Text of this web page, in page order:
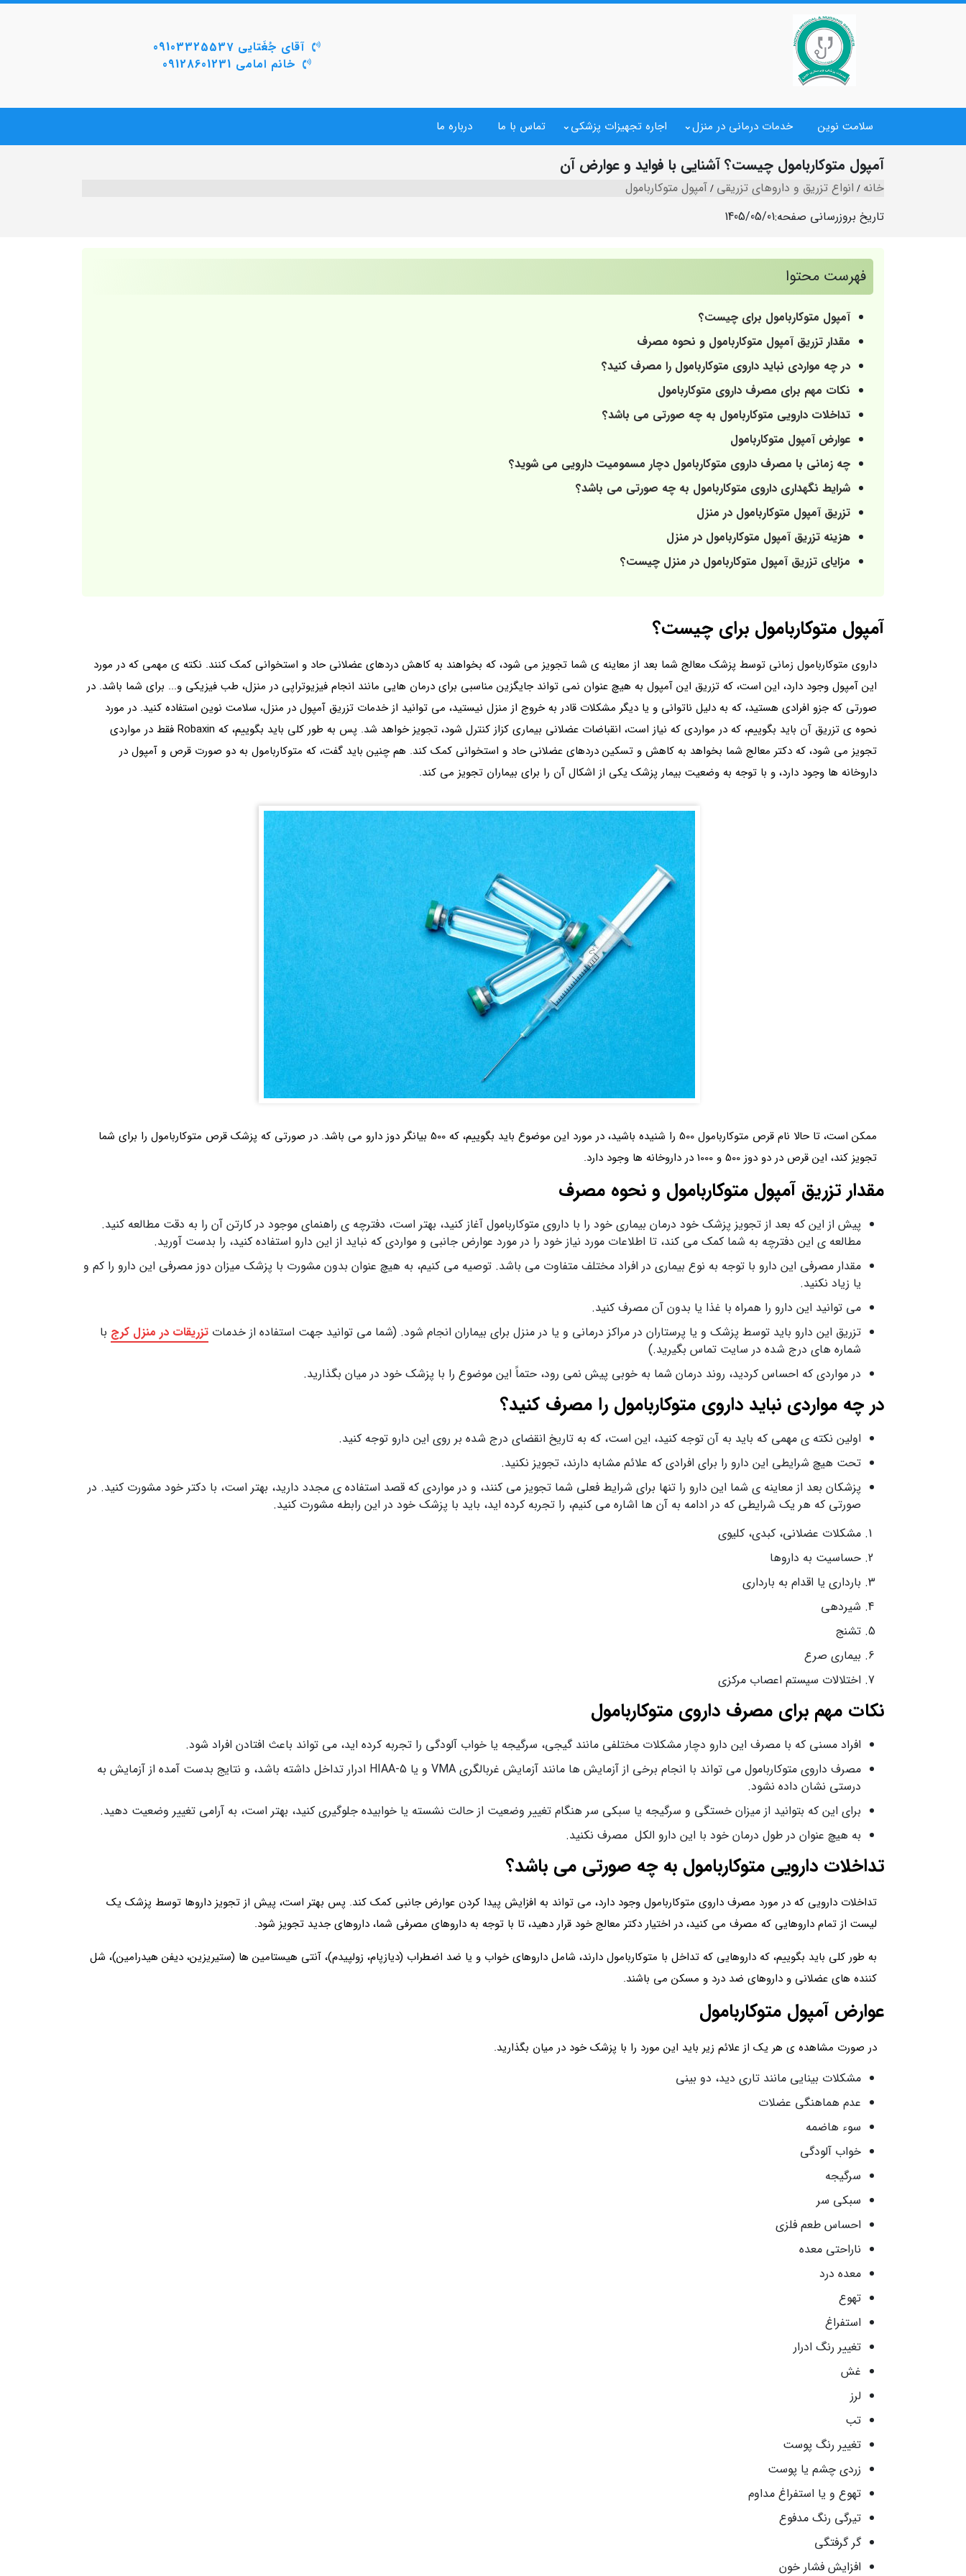
آقای جُغَتایی 09103325537
خانم امامی 09128601231
سلامت نوین خدمات درمانی در منزل اجاره تجهیزات پزشکی تماس با ما درباره ما
آمپول متوکاربامول چیست؟ آشنایی با فواید و عوارض آن
خانه انواع تزریق و داروهای تزریقی آمپول متوکاربامول
تاریخ بروزرسانی صفحه:1405/05/01
فهرست محتوا
آمپول متوکاربامول برای چیست؟
مقدار تزریق آمپول متوکاربامول و نحوه مصرف
در چه مواردی نباید داروی متوکاربامول را مصرف کنید؟
نکات مهم برای مصرف داروی متوکاربامول
تداخلات دارویی متوکاربامول به چه صورتی می باشد؟
عوارض آمپول متوکاربامول
چه زمانی با مصرف داروی متوکاربامول دچار مسمومیت دارویی می شوید؟
شرایط نگهداری داروی متوکاربامول به چه صورتی می باشد؟
تزریق آمپول متوکاربامول در منزل
هزینه تزریق آمپول متوکاربامول در منزل
مزایای تزریق آمپول متوکاربامول در منزل چیست؟
آمپول متوکاربامول برای چیست؟
داروی متوکاربامول زمانی توسط پزشک معالج شما بعد از معاینه ی شما تجویز می شود، که بخواهند به کاهش دردهای عضلانی حاد و استخوانی کمک کنند. نکته ی مهمی که در مورد
این آمپول وجود دارد، این است، که تزریق این آمپول به هیچ عنوان نمی تواند جایگزین مناسبی برای درمان هایی مانند انجام فیزیوتراپی در منزل، طب فیزیکی و... برای شما باشد. در
صورتی که جزو افرادی هستید، که به دلیل ناتوانی و یا دیگر مشکلات قادر به خروج از منزل نیستید، می توانید از خدمات تزریق آمپول در منزل، سلامت نوین استفاده کنید. در مورد
نحوه ی تزریق آن باید بگوییم، که در مواردی که نیاز است، انقباضات عضلانی بیماری کزاز کنترل شود، تجویز خواهد شد. پس به طور کلی باید بگوییم، که Robaxin فقط در مواردی
تجویز می شود، که دکتر معالج شما بخواهد به کاهش و تسکین دردهای عضلانی حاد و استخوانی کمک کند. هم چنین باید گفت، که متوکاربامول به دو صورت قرص و آمپول در
داروخانه ها وجود دارد، و با توجه به وضعیت بیمار پزشک یکی از اشکال آن را برای بیماران تجویز می کند.
ممکن است، تا حالا نام قرص متوکاربامول 500 را شنیده باشید، در مورد این موضوع باید بگوییم، که 500 بیانگر دوز دارو می‌ باشد. در صورتی که پزشک قرص متوکاربامول را برای شما
تجویز کند، این قرص در دو دوز 500 و 1000 در داروخانه ها وجود دارد.
مقدار تزریق آمپول متوکاربامول و نحوه مصرف
پیش از این که بعد از تجویز پزشک خود درمان بیماری خود را با داروی متوکاربامول آغاز کنید، بهتر است، دفترچه ی راهنمای موجود در کارتن آن را به دقت مطالعه کنید.
مطالعه ی این دفترچه به شما کمک می کند، تا اطلاعات مورد نیاز خود را در مورد عوارض جانبی و مواردی که نباید از این دارو استفاده کنید، را بدست آورید.
مقدار مصرفی این دارو با توجه به نوع بیماری در افراد مختلف متفاوت می باشد. توصیه می کنیم، به هیچ عنوان بدون مشورت با پزشک میزان دوز مصرفی این دارو را کم و
یا زیاد نکنید.
می توانید این دارو را همراه با غذا یا بدون آن مصرف کنید.
تزریق این دارو باید توسط پزشک و یا پرستاران در مراکز درمانی و یا در منزل برای بیماران انجام شود. (شما می توانید جهت استفاده از خدمات تزریقات در منزل کرج با
شماره های درج شده در سایت تماس بگیرید.)
در مواردی که احساس کردید، روند درمان شما به خوبی پیش نمی رود، حتماً این موضوع را با پزشک خود در میان بگذارید.
در چه مواردی نباید داروی متوکاربامول را مصرف کنید؟
اولین نکته ی مهمی که باید به آن توجه کنید، این است، که به تاریخ انقضای درج شده بر روی این دارو توجه کنید.
تحت هیچ شرایطی این دارو را برای افرادی که علائم مشابه دارند، تجویز نکنید.
پزشکان بعد از معاینه ی شما این دارو را تنها برای شرایط فعلی شما تجویز می کنند، و در مواردی که قصد استفاده ی مجدد دارید، بهتر است، با دکتر خود مشورت کنید. در
صورتی که هر یک شرایطی که در ادامه به آن ها اشاره می کنیم، را تجربه کرده اید، باید با پزشک خود در این رابطه مشورت کنید.
مشکلات عضلانی، کبدی، کلیوی
حساسیت به داروها
بارداری یا اقدام به بارداری
شیردهی
تشنج
بیماری صرع
اختلالات سیستم اعصاب مرکزی
نکات مهم برای مصرف داروی متوکاربامول
افراد مسنی که با مصرف این دارو دچار مشکلات مختلفی مانند گیجی، سرگیجه یا خواب‌ آلودگی را تجربه کرده اید، می تواند باعث افتادن افراد شود.
مصرف داروی متوکاربامول می تواند با انجام برخی از آزمایش ها مانند آزمایش غربالگری VMA و یا HIAA-5 ادرار تداخل داشته باشد، و نتایج بدست آمده از آزمایش به
درستی نشان داده نشود.
برای این که بتوانید از میزان خستگی و سرگیجه یا سبکی سر هنگام تغییر وضعیت از حالت نشسته یا خوابیده جلوگیری کنید، بهتر است، به آرامی تغییر وضعیت دهید.
به هیچ عنوان در طول درمان خود با این دارو الکل مصرف نکنید.
تداخلات دارویی متوکاربامول به چه صورتی می باشد؟
تداخلات دارویی که در مورد مصرف داروی متوکاربامول وجود دارد، می تواند به افزایش پیدا کردن عوارض جانبی کمک کند. پس بهتر است، پیش از تجویز داروها توسط پزشک یک
لیست از تمام داروهایی که مصرف می کنید، در اختیار دکتر معالج خود قرار دهید، تا با توجه به داروهای مصرفی شما، داروهای جدید تجویز شود.
به طور کلی باید بگوییم، که داروهایی که تداخل با متوکاربامول دارند، شامل داروهای خواب و یا ضد اضطراب (دیازپام، زولپیدم)، آنتی‌ هیستامین‌ ها (ستیریزین، دیفن هیدرامین)، شل‌
کننده‌ های عضلانی و داروهای ضد درد و مسکن می باشند.
عوارض آمپول متوکاربامول
در صورت مشاهده ی هر یک از علائم زیر باید این مورد را با پزشک خود در میان بگذارید.
مشکلات بینایی مانند تاری دید، دو بینی
عدم هماهنگی عضلات
سوء هاضمه
خواب‌ آلودگی
سرگیجه
سبکی سر
احساس طعم فلزی
ناراحتی معده
معده درد
تهوع
استفراغ
تغییر رنگ ادرار
غش
لرز
تب
تغییر رنگ پوست
زردی چشم یا پوست
تهوع و یا استفراغ مداوم
تیرگی رنگ مدفوع
گر گرفتگی
افزایش فشار خون